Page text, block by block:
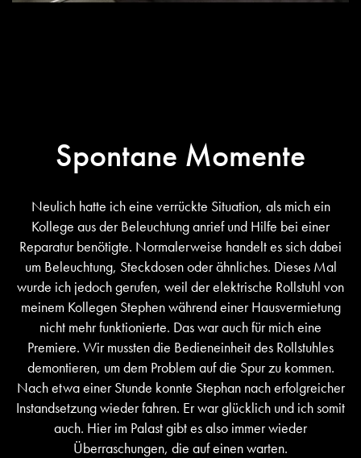
Spontane Momente
Neulich hatte ich eine verrückte Situation, als mich ein
Kollege aus der Beleuchtung anrief und Hilfe bei einer
Reparatur benötigte. Normalerweise handelt es sich dabei
um Beleuchtung, Steckdosen oder ähnliches. Dieses Mal
wurde ich jedoch gerufen, weil der elektrische Rollstuhl von
meinem Kollegen Stephen während einer Hausvermietung
nicht mehr funktionierte. Das war auch für mich eine
Premiere. Wir mussten die Bedieneinheit des Rollstuhles
demontieren, um dem Problem auf die Spur zu kommen.
Nach etwa einer Stunde konnte Stephan nach erfolgreicher
Instandsetzung wieder fahren. Er war glücklich und ich somit
auch. Hier im Palast gibt es also immer wieder
Überraschungen, die auf einen warten.